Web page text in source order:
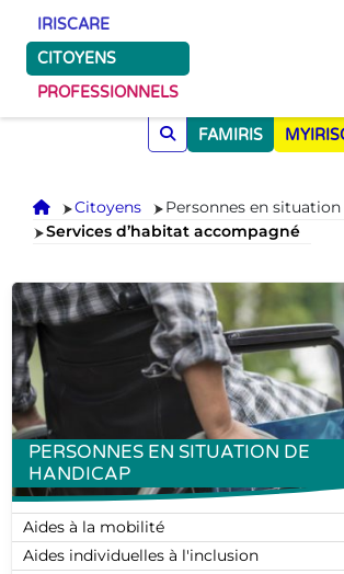
IRISCARE
CITOYENS
PROFESSIONNELS
FAMIRIS
Accueil
Citoyens
Personnes en
Services d’habitat accompagné
PERSONNES EN SITUATION DE
HANDICAP
Aides à la mobilité
Aides individuelles à l'inclusion